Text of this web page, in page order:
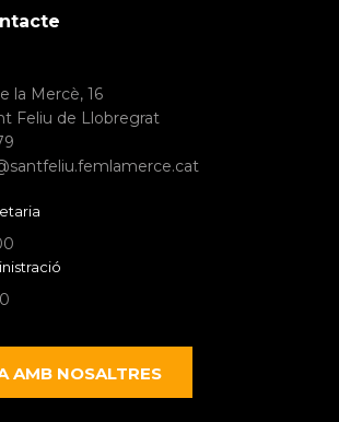
la Mercè, 16
Feliu de Llobregrat
AMB NOSALTRES